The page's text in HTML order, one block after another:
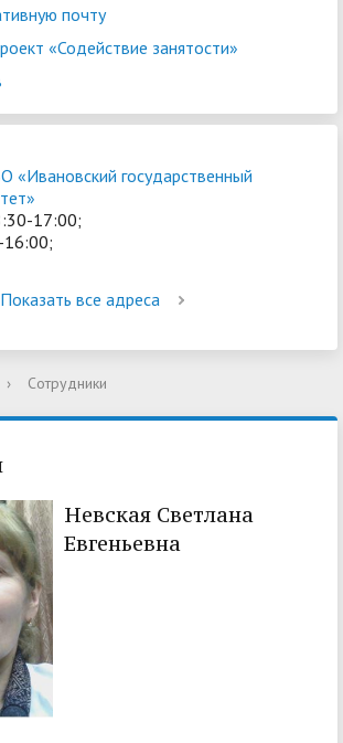
почту
«Содействие занятости»
«Ивановский государственный
17:00;
Показать все адреса
› Сотрудники
Невская Светлана
Евгеньевна